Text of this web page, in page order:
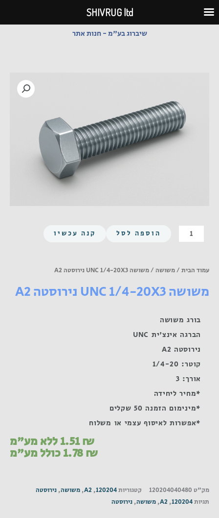
לתוכן
שיברוג בע"מ - חנות אתר
כמות
של
20X3
הוספה לסל קנה עכשיו
עמוד הבית /משושה / משושה UNC 1/4-20X3 נירוסטה A2
משושה UNC 1/4-20X3 נירוסטה A2
בורג משושה
הברגה אינצ'ית UNC
נירוסטה A2
קוטר: 1/4-20
אורך: 3
*מחיר ליחידה
*מינימום הזמנה 50 שקלים
*אפשרות לאיסוף עצמי או משלוח
1.51₪ ללא מע"מ
1.78₪ כולל מע"מ
מק"ט 120204040480 קטגוריות120204
,
A2
, משושה, נירוסטה
תגיות120204
,
A2
, משושה, נירוסטה
SHIVRUG ltd